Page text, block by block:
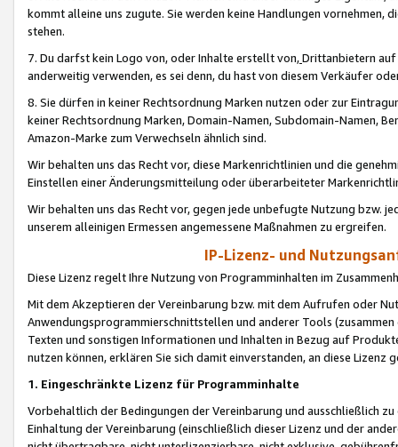
kommt alleine uns zugute. Sie werden keine Handlungen vornehmen,
stehen.
7. Du darfst kein Logo von, oder Inhalte erstellt von,Drittanbietern auf
anderweitig verwenden, es sei denn, du hast von diesem Verkäufer
8. Sie dürfen in keiner Rechtsordnung Marken nutzen oder zur
keiner Rechtsordnung Marken, Domain-Namen, Subdomain-Namen,
Amazon-Marke zum Verwechseln ähnlich sind.
Wir behalten uns das Recht vor, diese Markenrichtlinien und die
Einstellen einer Änderungsmitteilung oder überarbeiteter
Wir behalten uns das Recht vor, gegen jede unbefugte Nutzung bzw.
unserem alleinigen Ermessen angemessene Maßnahmen zu ergreifen.
IP-Lizenz- und
Diese Lizenz regelt Ihre Nutzung von Programminhalten im
Mit dem Akzeptieren der Vereinbarung bzw. mit dem Aufrufen oder
Anwendungsprogrammierschnittstellen und anderer Tools (zusammen
Texten und sonstigen Informationen und Inhalten in Bezug auf
nutzen können, erklären Sie sich damit einverstanden, an diese Lizenz
1. Eingeschränkte Lizenz für Programminhalte
Vorbehaltlich der Bedingungen der Vereinbarung und ausschließlich
Einhaltung der Vereinbarung (einschließlich dieser Lizenz und der